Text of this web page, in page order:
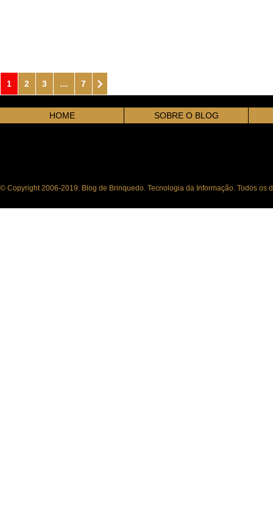
1 2 3 … 7
HOME SOBRE O BLOG
© Copyright 2006-2019. Blog de Brinquedo. Tecnologia da Informação. Todos os